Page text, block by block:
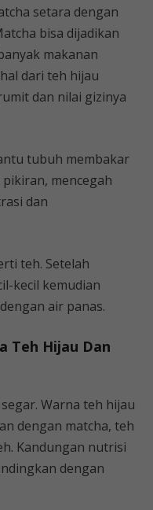
setara dengan
bisa dijadikan
makanan
dari teh hijau
dan nilai gizinya
tubuh membakar
mencegah
dan
teh. Setelah
kecil kemudian
air panas.
Teh Hijau Dan
Warna teh hijau
dengan matcha, teh
Kandungan nutrisi
dengan